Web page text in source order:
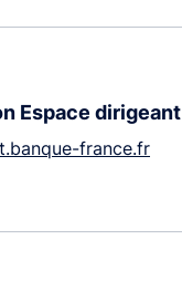
Espace dirigeant
france.fr